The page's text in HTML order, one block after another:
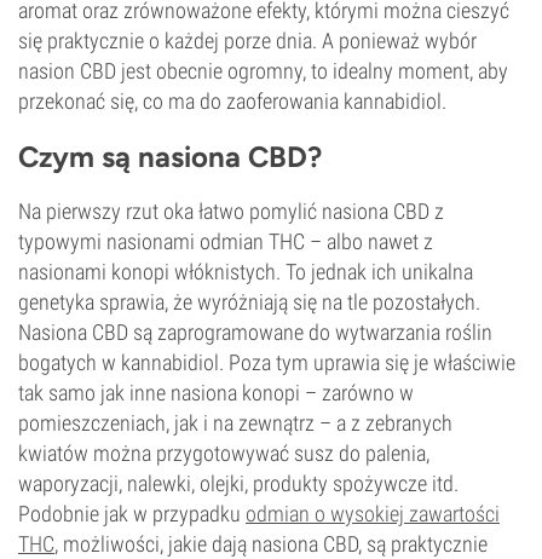
aromat oraz zrównoważone efekty, którymi można cieszyć
się praktycznie o każdej porze dnia. A ponieważ wybór
nasion CBD jest obecnie ogromny, to idealny moment, aby
przekonać się, co ma do zaoferowania kannabidiol.
Czym są nasiona CBD?
Na pierwszy rzut oka łatwo pomylić nasiona CBD z
typowymi nasionami odmian THC – albo nawet z
nasionami konopi włóknistych. To jednak ich unikalna
genetyka sprawia, że wyróżniają się na tle pozostałych.
Nasiona CBD są zaprogramowane do wytwarzania roślin
bogatych w kannabidiol. Poza tym uprawia się je właściwie
tak samo jak inne nasiona konopi – zarówno w
pomieszczeniach, jak i na zewnątrz – a z zebranych
kwiatów można przygotowywać susz do palenia,
waporyzacji, nalewki, olejki, produkty spożywcze itd.
Podobnie jak w przypadku odmian o wysokiej zawartości
THC, możliwości, jakie dają nasiona CBD, są praktycznie